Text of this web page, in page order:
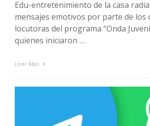
Edu-entretenimiento de la casa
mensajes emotivos por parte de
locutoras del programa “Onda
quienes iniciaron …
Leer Más